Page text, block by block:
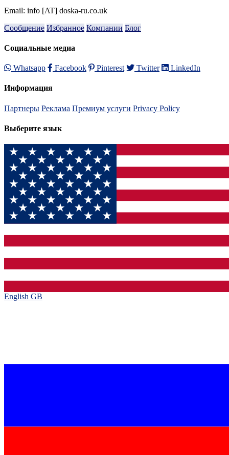
Email: info [AT] doska-ru.co.uk
Сообщение Избранное Компании Блог
Социальные медиа
Whatsapp Facebook Pinterest Twitter LinkedIn
Информация
Партнеры Реклама Премиум услуги Privacy Policy
Выберите язык
English GB‎